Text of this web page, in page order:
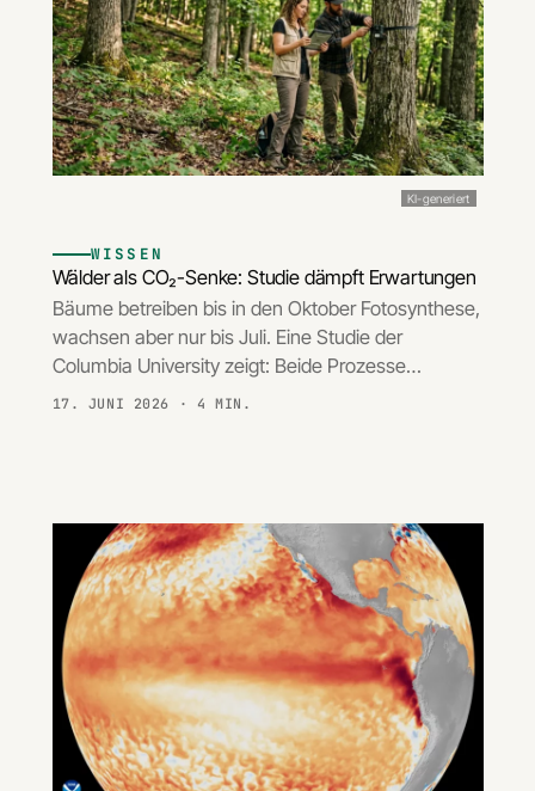
KI-generiert
WISSEN
Wälder als CO₂-Senke: Studie dämpft Erwartungen
Bäume betreiben bis in den Oktober Fotosynthese,
wachsen aber nur bis Juli. Eine Studie der
Columbia University zeigt: Beide Prozesse…
17. JUNI 2026 · 4 MIN.